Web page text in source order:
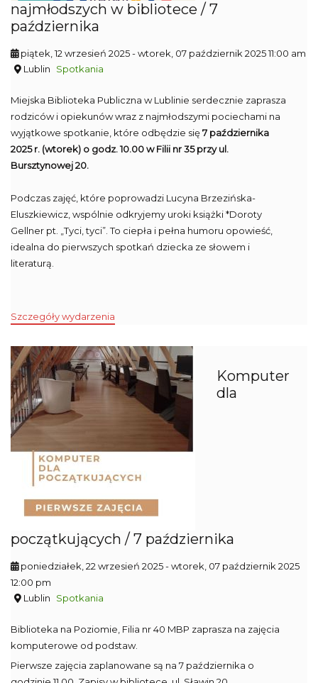
najmłodszych w bibliotece / 7
października
piątek, 12 wrzesień 2025- wtorek, 07 październik 2025 11:00 am
Lublin
Spotkania
Miejska Biblioteka Publiczna w Lublinie serdecznie zaprasza
rodziców i opiekunów wraz z najmłodszymi pociechami na
wyjątkowe spotkanie, które odbędzie się7 października
2025 r. (wtorek) o godz. 10.00 w Filii nr 35 przy ul.
Bursztynowej 20.
Podczas zajęć, które poprowadzi Lucyna Brzezińska-
Eluszkiewicz, wspólnie odkryjemy uroki książki *Doroty
Gellner pt. „Tyci, tyci”. To ciepła i pełna humoru opowieść,
idealna do pierwszych spotkań dziecka ze słowem i
literaturą.
Szczegóły wydarzenia
Komputer
dla
początkujących / 7 października
poniedziałek, 22 wrzesień 2025- wtorek, 07 październik 2025
12:00 pm
Lublin
Spotkania
Biblioteka na Poziomie, Filia nr 40 MBP zaprasza na zajęcia
komputerowe od podstaw.
Pierwsze zajęcia zaplanowane są na 7 października o